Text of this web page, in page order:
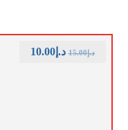
د.إ15.00 د.إ10.00